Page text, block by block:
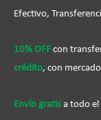
Efectivo,
10% OFF con
crédito, con
Envío gratis a todo el